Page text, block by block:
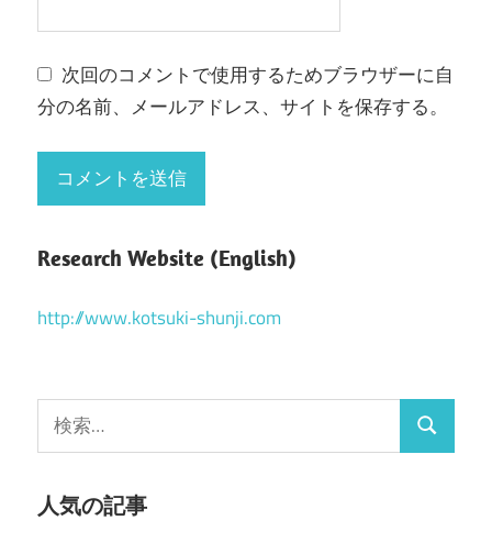
次回のコメントで使用するためブラウザーに自
分の名前、メールアドレス、サイトを保存する。
Research Website (English)
http://www.kotsuki-shunji.com
検
索
検
人気の記事